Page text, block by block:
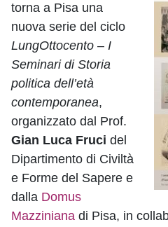
torna a Pisa una
nuova serie del ciclo
LungOttocento – I
Seminari di Storia
politica dell’età
contemporanea,
organizzato dal Prof.
Gian Luca Fruci del
Dipartimento di Civiltà
e Forme del Sapere e
dalla Domus
Mazziniana di Pisa, in